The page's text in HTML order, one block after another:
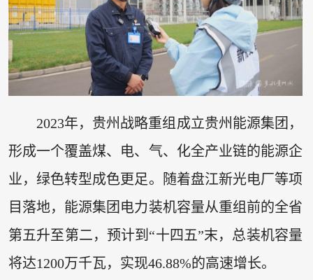
2023年，贵州战略重组成立贵州能源集团，
形成一个覆盖煤、电、气、化全产业链的能源企
业，绿色转型成色更足。随着盘江新光电厂等项
目落地，能源集团电力装机容量从重组前的全省
第五升至第二，预计到“十四五”末，总装机容量
将达1200万千瓦，实现46.88%的高速增长。